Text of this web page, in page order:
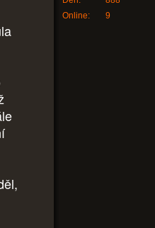
Online: 9